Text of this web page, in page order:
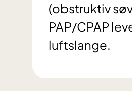
(obstruktiv
PAP/CPAP
luftslange.